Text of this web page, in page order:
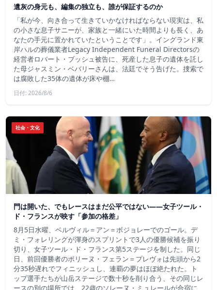
遺灰の身元も、編集の独立も、誰が保証するのか
「私が今、向き合って生きていかなければならない現実は、私
の小さな息子サニーが、家族と一緒にいた時間よりも長く、あ
なたの手元に置かれていたということです」。イングランド東
岸ハルの葬儀業者Legacy Independent Funeral Directorsの
経営者ロバート・ブッシュ被告に、死産した息子の遺体を託し
た母ジャスミン・ベバリーさんは、法廷でそう告げた。捜索で
は腐敗した35体の遺体が床や棚…
日付: 2026/8/6
社会・文化
門は開いた、でもレースはまだ公平ではない――女子ツール・
ド・フランスが映す「参加の格差」
8月5日水曜、ベルヴィル＝アン＝ボジョレーでのゴール。デ
ミ・フォレリングが渾身のスプリントで3人の優勝候補を振り
切り、女子ツール・ド・フランス第5ステージを制した。同じ
日、前回優勝者のポリーヌ・フェラン＝プレヴォは先頭から2
分35秒遅れでフィニッシュし、連覇の夢はほぼ絶たれた。ト
ップ選手たちが山岳ステージで数十秒を削り合う、その同じレ
ースの別の場所では、22歳のソレーヌ・ミュレールが合宿に